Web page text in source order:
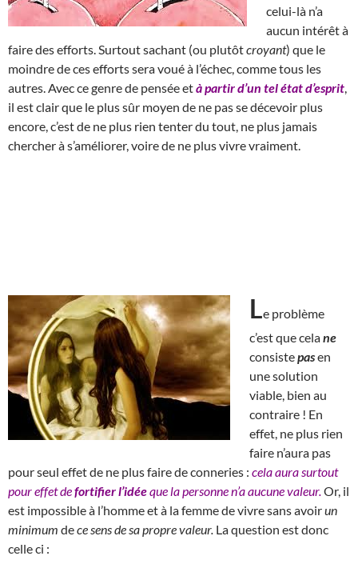
celui-là n’a
aucun intérêt à
faire des efforts. Surtout sachant (ou plutôtcroyant) que le
moindre de ces efforts sera voué à l’échec, comme tous les
autres. Avec ce genre de pensée età partir d’un tel état d’esprit
il est clair que le plus sûr moyen de ne pas se décevoir plus
encore, c’est de ne plus rien tenter du tout, ne plus jamais
chercher à s’améliorer, voire de ne plus vivre vraiment.
Le problème
c’est que celane
consistepasen
une solution
viable, bien au
contraire ! En
effet, ne plus rien
faire n’aura pas
pour seul effet de ne plus faire de conneries : cela aura surtout
pour effet defortifier l’idéeque la personne n’a aucune valeur. Or, il
est impossible à l’homme et à la femme de vivre sans avoirun
minimum dece sens de sa propre valeur. La question est donc
celle ci :